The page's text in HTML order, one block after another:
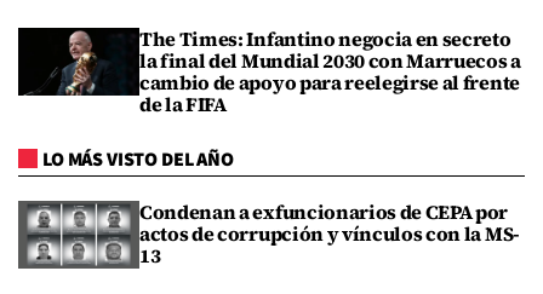
The Times: Infantino negocia en secreto
la final del Mundial 2030 con Marruecos a
cambio de apoyo para reelegirse al frente
de la FIFA
LO MÁS VISTO DEL AÑO
Condenan a exfuncionarios de CEPA por
actos de corrupción y vínculos con la MS-
13